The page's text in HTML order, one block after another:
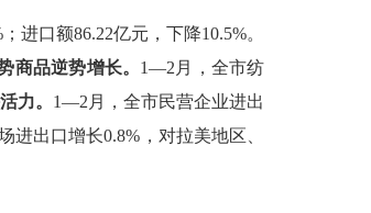
；进口额86.22亿元，下降10.5%。
商品逆势增长。 1—2 月，全市纺
活力。 1—2 月，全市民营企业进出
进出口增长0.8% ，对拉美地区、